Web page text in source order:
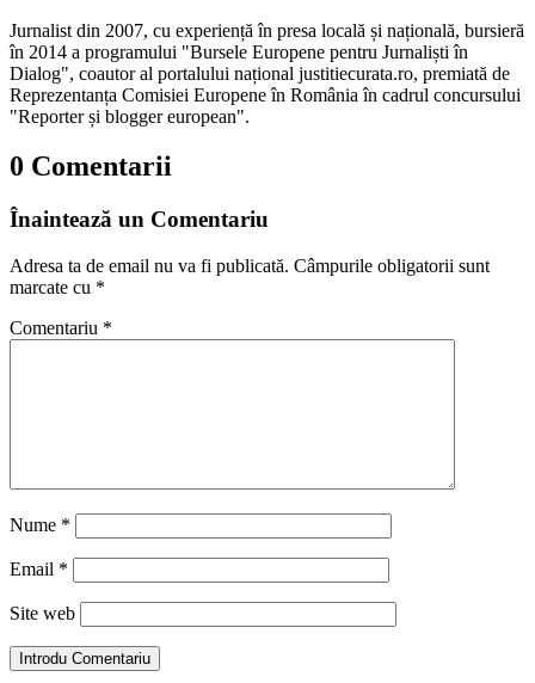
Jurnalist din 2007, cu experiență în presa locală și națională, bursieră
în 2014 a programului "Bursele Europene pentru Jurnaliști în
Dialog", coautor al portalului național justitiecurata.ro, premiată de
Reprezentanța Comisiei Europene în România în cadrul concursului
"Reporter și blogger european".
0 Comentarii
Înaintează un Comentariu
Adresa ta de email nu va fi publicată. Câmpurile obligatorii sunt
marcate cu *
Comentariu *
Nume *
Email *
Site web
Introdu Comentariu